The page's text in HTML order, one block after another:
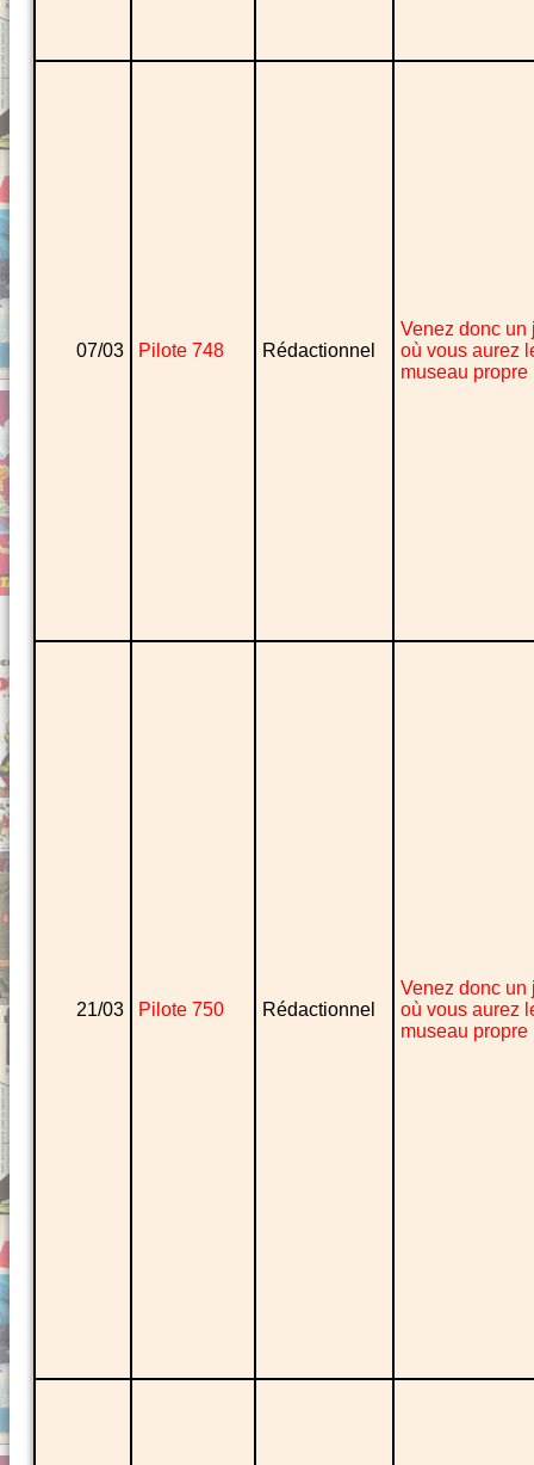
07/03 Pilote 748 Rédactionnel
Venez donc un
où vous aurez
museau propre
21/03 Pilote 750 Rédactionnel
Venez donc un
où vous aurez
museau propre